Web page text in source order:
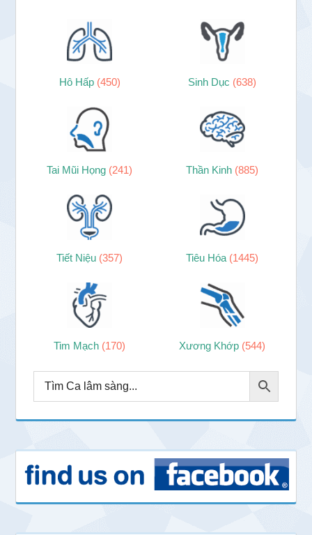
Hô Hấp (450) Sinh Dục (638)
Tai Mũi Họng (241) Thần Kinh (885)
Tiết Niệu (357) Tiêu Hóa (1445)
Tim Mạch (170) Xương Khớp (544)